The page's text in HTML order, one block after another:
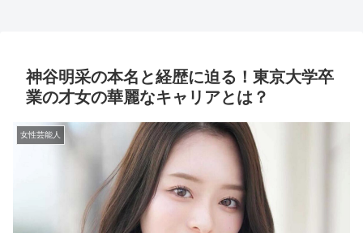
神谷明采の本名と経歴に迫る！東京大学卒
業の才女の華麗なキャリアとは？
女性芸能人